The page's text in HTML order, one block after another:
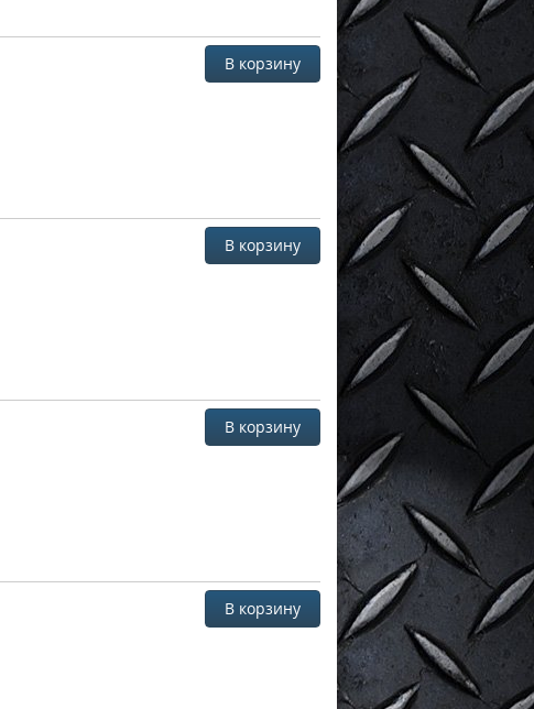
В корзину
В корзину
В корзину
В корзину